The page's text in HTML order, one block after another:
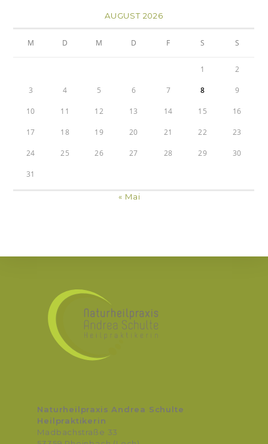
AUGUST 2026
M D M D F S S
1 2
3 4 5 6 7 8 9
10 11 12 13 14 15 16
17 18 19 20 21 22 23
24 25 26 27 28 29 30
31
« Mai
Naturheilpraxis Andrea Schulte
Heilpraktikerin
Madbachstraße 33